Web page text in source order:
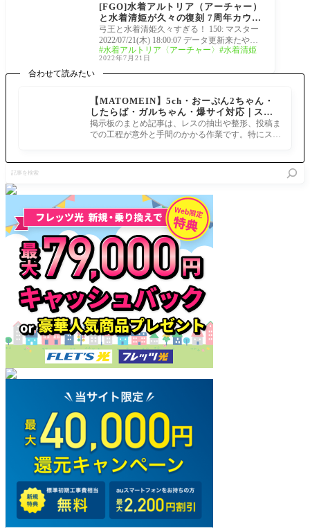
[FGO]水着アルトリア（アーチャー）
と水着清姫が久々の復刻 7周年カウン
トダウンピックアップ召喚とハンティ
ングクエスト開催
弓王と水着清姫久々すぎる！ 150: マスター
2022/07/21(木) 18:00:07 データ更新来たやん1
51: マスター 2022/07/21(木) 18:00:53 ハンテ
ィングと水着
水着アルトリア〈アーチャー〉 水着清姫
2022年7月21日
合わせて読みたい
【MATOMEIN】5ch・おーぷん2ちゃん・
したらば・ガルちゃん・爆サイ対応｜スマ
ホでまとめ記事を作れるアプリ FGOのまと
め記事ができるまで
掲示板のまとめ記事は、レスの抽出や整形、投稿ま
での工程が意外と手間のかかる作業です。特にスマ
を
検